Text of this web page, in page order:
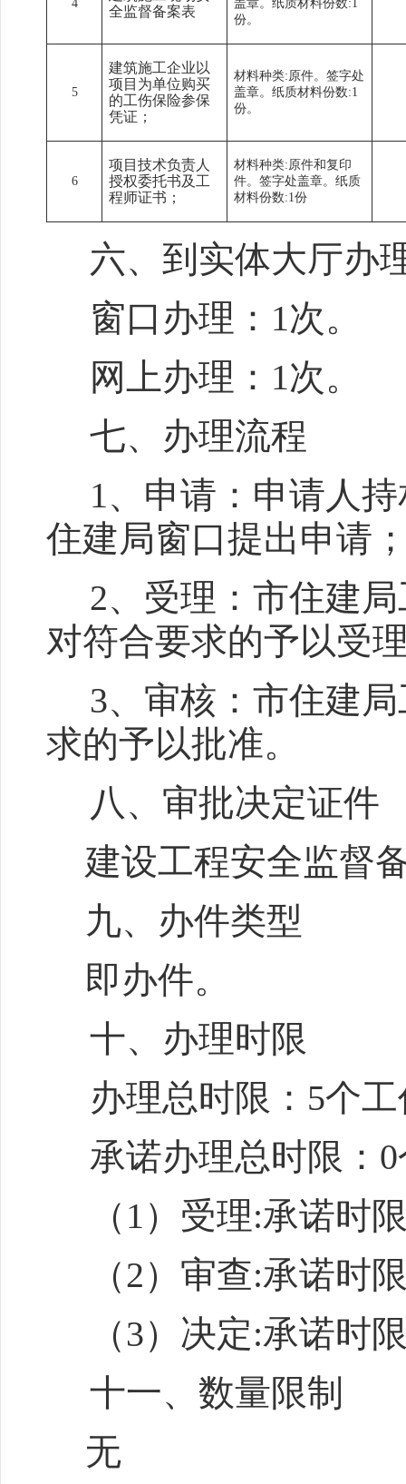
4
全监督备案表
盖章。纸质材料份数:1
份。
5
建筑施工企业以
项目为单位购买
的工伤保险参保
凭证；
材料种类:原件。签字处
盖章。纸质材料份数:1
份。
6
项目技术负责人
授权委托书及工
程师证书；
材料种类:原件和复印
件。签字处盖章。纸质
材料份数:1份
六、到实体大厅办
窗口办理： 1次。
网上办理： 1次。
七、办理流程
1、申请：申请人
住建局窗口提出申请
2、受理：市住建
对符合要求的予以受
3、审核：市住建
求的予以批准。
八、审批决定证件
建设工程安全监督
九、办件类型
即办件。
十、办理时限
办理总时限： 5个
承诺办理总时限： 0
（ 1）受理:承诺时
（2）审查:承诺时
（3）决定:承诺时
十一、数量限制
无